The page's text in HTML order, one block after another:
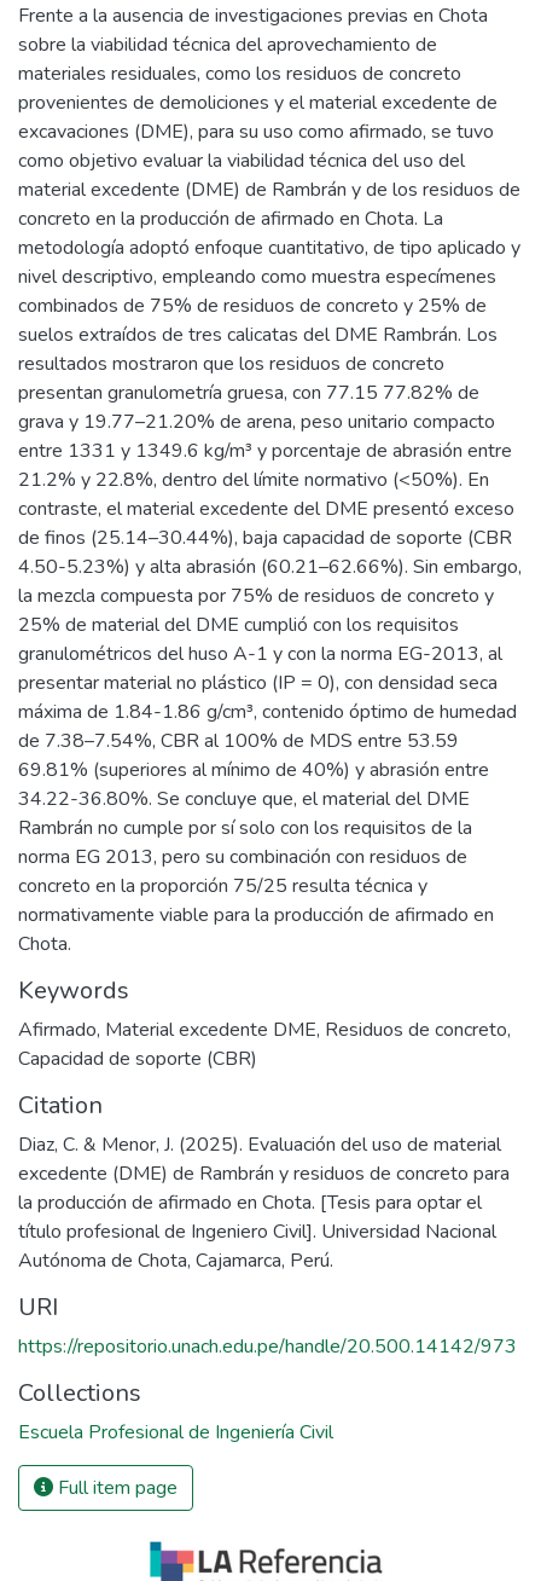
Frente a la ausencia de investigaciones previas en Chota
sobre la viabilidad técnica del aprovechamiento de
materiales residuales, como los residuos de concreto
provenientes de demoliciones y el material excedente de
excavaciones (DME), para su uso como afirmado, se tuvo
como objetivo evaluar la viabilidad técnica del uso del
material excedente (DME) de Rambrán y de los residuos de
concreto en la producción de afirmado en Chota. La
metodología adoptó enfoque cuantitativo, de tipo aplicado y
nivel descriptivo, empleando como muestra especímenes
combinados de 75% de residuos de concreto y 25% de
suelos extraídos de tres calicatas del DME Rambrán. Los
resultados mostraron que los residuos de concreto
presentan granulometría gruesa, con 77.15 77.82% de
grava y 19.77–21.20% de arena, peso unitario compacto
entre 1331 y 1349.6 kg/m³ y porcentaje de abrasión entre
21.2% y 22.8%, dentro del límite normativo (<50%). En
contraste, el material excedente del DME presentó exceso
de finos (25.14–30.44%), baja capacidad de soporte (CBR
4.50-5.23%) y alta abrasión (60.21–62.66%). Sin embargo,
la mezcla compuesta por 75% de residuos de concreto y
25% de material del DME cumplió con los requisitos
granulométricos del huso A-1 y con la norma EG-2013, al
presentar material no plástico (IP = 0), con densidad seca
máxima de 1.84-1.86 g/cm³, contenido óptimo de humedad
de 7.38–7.54%, CBR al 100% de MDS entre 53.59
69.81% (superiores al mínimo de 40%) y abrasión entre
34.22-36.80%. Se concluye que, el material del DME
Rambrán no cumple por sí solo con los requisitos de la
norma EG 2013, pero su combinación con residuos de
concreto en la proporción 75/25 resulta técnica y
normativamente viable para la producción de afirmado en
Chota.
Keywords
Afirmado, Material excedente DME, Residuos de concreto,
Capacidad de soporte (CBR)
Citation
Diaz, C. & Menor, J. (2025). Evaluación del uso de material
excedente (DME) de Rambrán y residuos de concreto para
la producción de afirmado en Chota. [Tesis para optar el
título profesional de Ingeniero Civil]. Universidad Nacional
Autónoma de Chota, Cajamarca, Perú.
URI
https://repositorio.unach.edu.pe/handle/20.500.14142/973
Collections
Escuela Profesional de Ingeniería Civil
Full item page